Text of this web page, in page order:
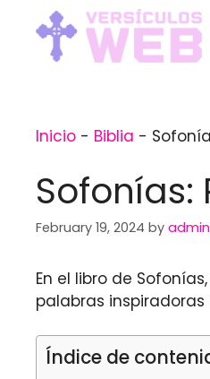
content
Inicio - Biblia -
February 19, 2024 by admin
En el libro de
palabras
Índice de